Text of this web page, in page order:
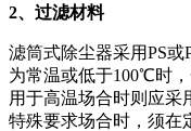
2、过滤材料
滤筒式除尘器采用PS
为常温或低于100℃时
用于高温场合时则应采
特殊要求场合时，须在